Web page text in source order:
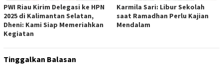
PWI Riau Kirim Delegasi ke HPN
2025 di Kalimantan Selatan,
Dheni: Kami Siap Memeriahkan
Kegiatan
Karmila Sari: Libur Sekolah
saat Ramadhan Perlu Kajian
Mendalam
Tinggalkan Balasan